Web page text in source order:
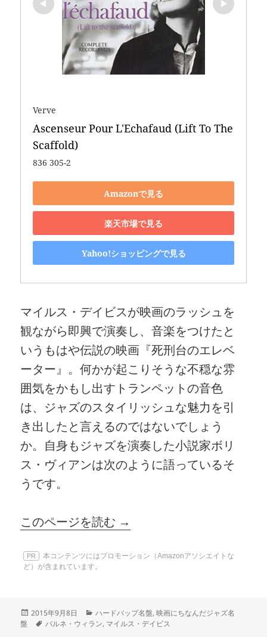
Verve
Ascenseur Pour L'Echafaud (Lift To The
Scaffold)
836 305-2
Amazonで見る
楽天市場で見る
Yahoo!ショッピングで見る
マイルス・デイビスが映画のラッシュを
観ながら即興で演奏し、音楽をつけたと
いうもはや伝説の映画『死刑台のエレベ
ーター』。何かが起こりそうな不穏な雰
囲気をかもし出すトランペットの音色
は、ジャズのスタイリッシュな魅力を引
き出したと言えるのではないでしょう
か。自身もジャズを演奏した小説家ボリ
ス・ヴィアンは次のように語っているそ
うです。
このページを読む →
PR
本コンテンツにはプロモーション（Amazonアソシエイトな
ど）が含まれています。
投
稿
2015年9月8日
カ
テ
ハードバップ名盤,映画にちなんだジャズ名
盤
タ
バルネ・ウィラン, マイルス・デイビス